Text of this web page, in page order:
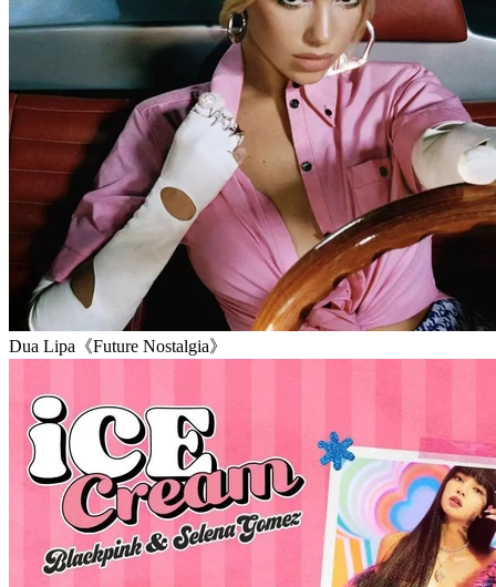
Dua Lipa《Future Nostalgia》